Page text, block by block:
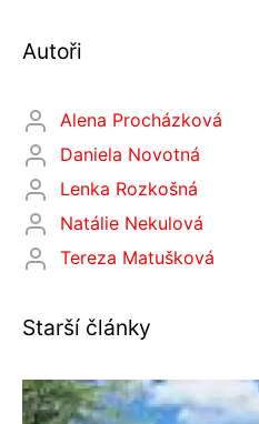
Autoři
Alena Procházková
Daniela Novotná
Lenka Rozkošná
Natálie Nekulová
Tereza Matušková
Starší články